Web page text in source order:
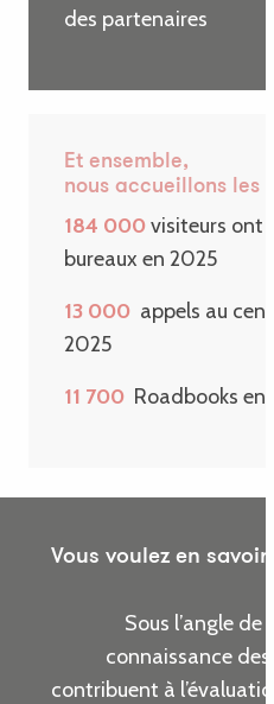
des partenaires
Et ensemble,
nous accueillons les
184 000visiteurs ont
bureaux en 2025
13 000 appels au
2025
11 700 Roadbooks
Vous voulez en
Sous l’angle de
connaissance
contribuent à